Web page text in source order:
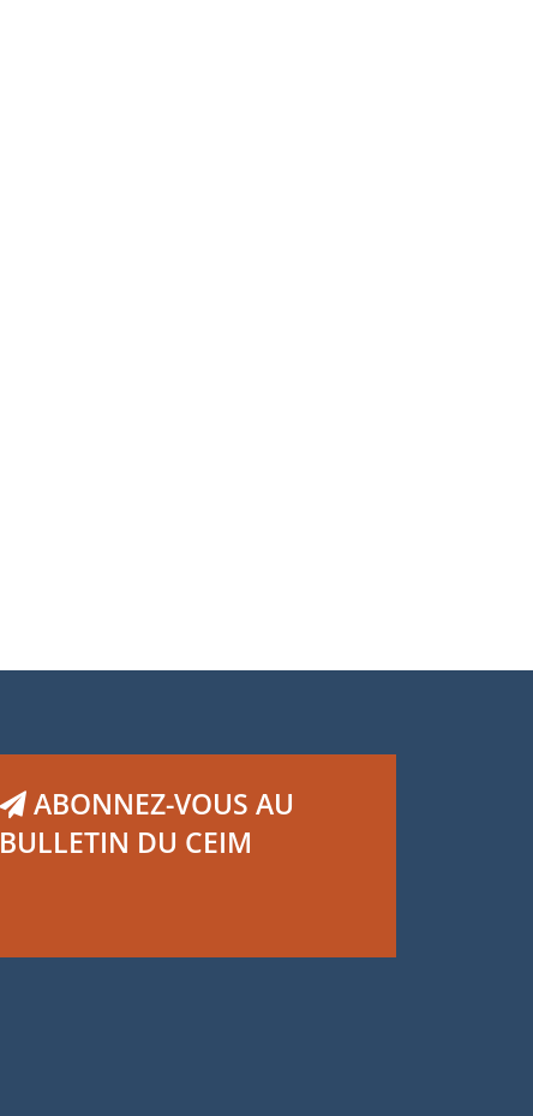
ABONNEZ-VOUS AU
BULLETIN DU CEIM